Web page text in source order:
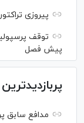
پیروزی
توقف
پیش فصل
مدافع سابق